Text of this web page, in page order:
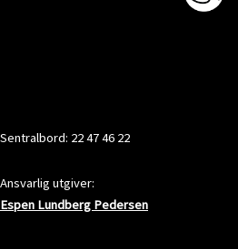
Sentralbord: 22 47 46 22
Ansvarlig utgiver:
Espen Lundberg Pedersen